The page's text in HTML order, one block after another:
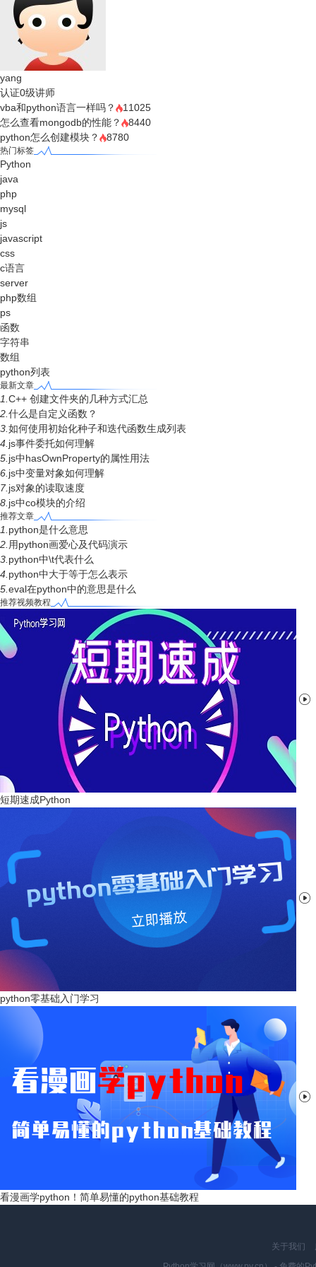
yang
认证0级讲师
vba和python语言一样吗？
11025
怎么查看mongodb的性能？
8440
python怎么创建模块？
8780
热门标签
Python
java
php
mysql
js
javascript
css
c语言
server
php数组
ps
函数
字符串
数组
python列表
最新文章
1. C++ 创建文件夹的几种方式汇总
2. 什么是自定义函数？
3. 如何使用初始化种子和迭代函数生成列表
4. js事件委托如何理解
5. js中hasOwnProperty的属性用法
6. js中变量对象如何理解
7. js对象的读取速度
8. js中co模块的介绍
推荐文章
1. python是什么意思
2. 用python画爱心及代码演示
3. python中\t代表什么
4. python中大于等于怎么表示
5. eval在python中的意思是什么
推荐视频教程

短期速成Python

python零基础入门学习

看漫画学python！简单易懂的python基础教程
关于我们